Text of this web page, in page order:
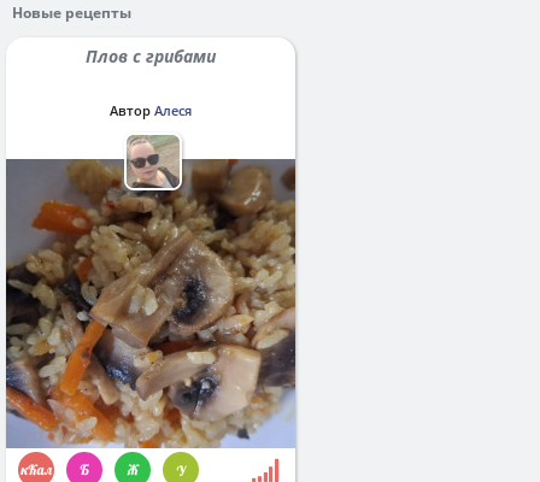
Новые рецепты
Плов с грибами
Автор Алеся